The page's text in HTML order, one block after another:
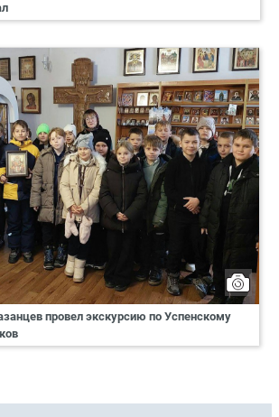
провел экскурсию по Успенскому